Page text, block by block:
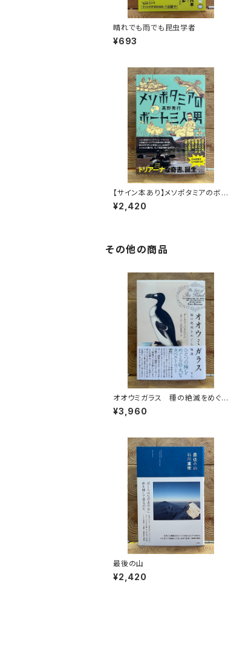
晴れでも雨でも昆虫学者
¥693
【サイン本あり】メソポタミアのボ
ート三人男
¥2,420
その他の商品
オオウミガラス 種の絶滅をめぐる
物語
¥3,960
最後の山
¥2,420